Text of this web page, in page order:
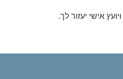
ויועץ אישי יעזור לך.